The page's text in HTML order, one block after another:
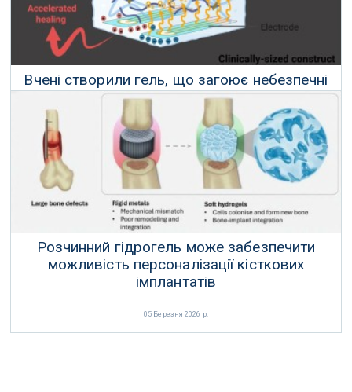
Вчені створили гель, що загоює небезпечні
хронічні рани
09 Квітня 2026 р.
Розчинний гідрогель може забезпечити
можливість персоналізації кісткових
імплантатів
05 Березня 2026 р.